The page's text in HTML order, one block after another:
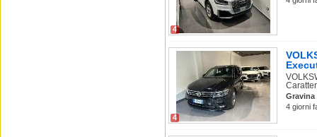
4
4
Gravina
4 giorni